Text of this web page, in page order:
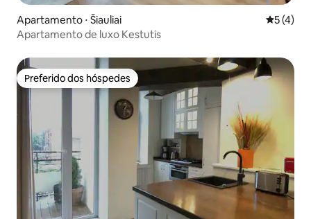
Apartamento ⋅ Šiauliai 5 de
5 (4)
Apartamento de luxo Kestutis
Preferido dos hóspedes
Preferido dos hóspedes